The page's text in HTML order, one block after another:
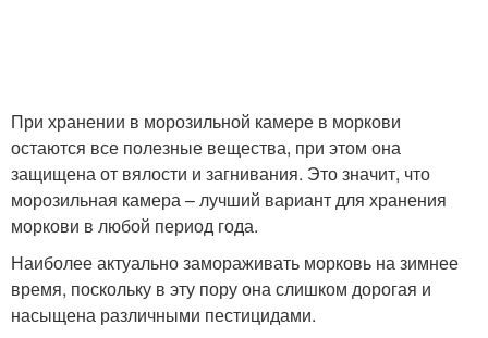
При хранении в морозильной камере в моркови
остаются все полезные вещества, при этом она
защищена от вялости и загнивания. Это значит, что
морозильная камера – лучший вариант для хранения
моркови в любой период года.
Наиболее актуально замораживать морковь на зимнее
время, поскольку в эту пору она слишком дорогая и
насыщена различными пестицидами.